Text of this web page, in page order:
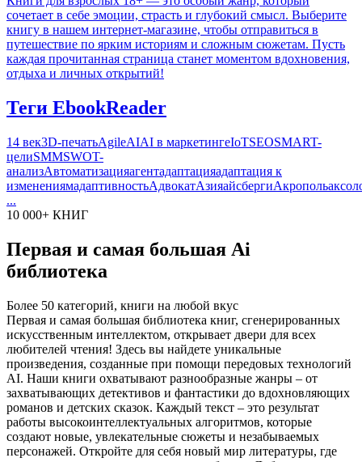
сочетает в себе эмоции, страсть и глубокий смысл. Выберите
книгу в нашем интернет-магазине, чтобы отправиться в
путешествие по ярким историям и сложным сюжетам. Пусть
каждая прочитанная страница станет моментом вдохновения,
отдыха и личных открытий!
Теги EbookReader
14 век3D-печатьAgileAIAI в маркетингеIoTSEOSMART-
целиSMMSWOT-
анализАвтоматизацияагентадаптацияадаптация к
изменениямадаптивностьАдвокатАзияайсбергиАкрополь
...
10 000+ КНИГ
Первая и самая большая Ai
библиотека
Более 50 категорий, книги на любой вкус
Первая и самая большая библиотека книг, сгенерированных
искусственным интеллектом, открывает двери для всех
любителей чтения! Здесь вы найдете уникальные
произведения, созданные при помощи передовых технологий
AI. Наши книги охватывают разнообразные жанры – от
захватывающих детективов и фантастики до вдохновляющих
романов и детских сказок. Каждый текст – это результат
работы высокоинтеллектуальных алгоритмов, которые
создают новые, увлекательные сюжеты и незабываемых
персонажей. Откройте для себя новый мир литературы, где